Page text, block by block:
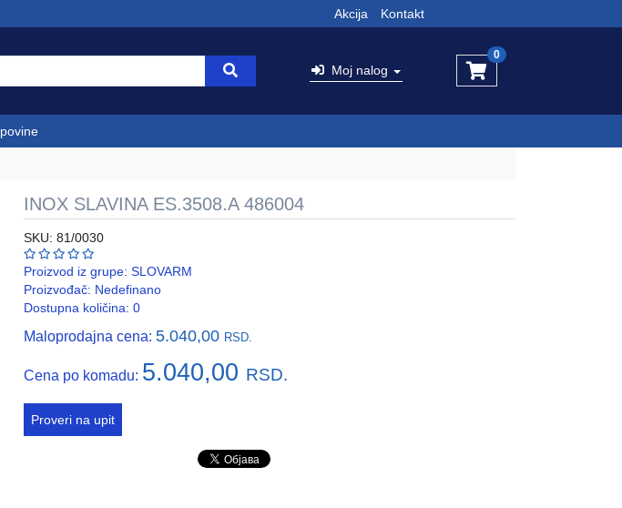
Akcija Kontakt
Moj nalog
0
INOX SLAVINA ES.3508.A 486004
SKU: 81/0030
Proizvod iz grupe: SLOVARM
Proizvođač: Nedefinano
Dostupna količina: 0
Maloprodajna cena: 5.040,00 RSD.
Cena po komadu: 5.040,00 RSD.
Proveri na upit